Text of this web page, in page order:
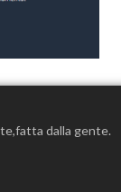
dalla gente.